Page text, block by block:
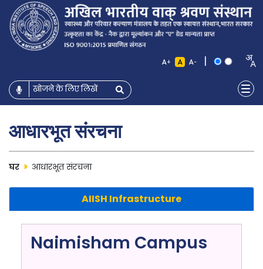
+ - |
आधारभूत संरचना
घर आधारभूत संरचना
AIISH Infrastructure
Naimisham Campus